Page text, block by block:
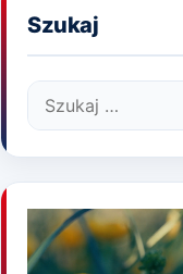
Szukaj
Szukaj: